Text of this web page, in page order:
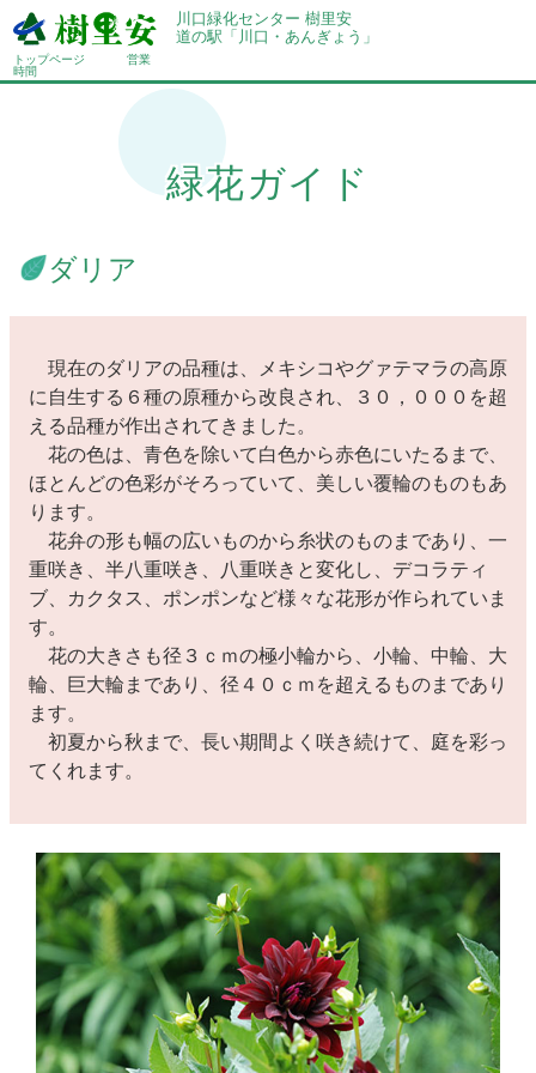
川口緑化センター 樹里安
道の駅「川口・あんぎょう」
トップページ
営業
時間
緑花ガイド
ダリア
現在のダリアの品種は、メキシコやグァテマラの高原
に自生する６種の原種から改良され、３０，０００を超
える品種が作出されてきました。
花の色は、青色を除いて白色から赤色にいたるまで、
ほとんどの色彩がそろっていて、美しい覆輪のものもあ
ります。
花弁の形も幅の広いものから糸状のものまであり、一
重咲き、半八重咲き、八重咲きと変化し、デコラティ
ブ、カクタス、ポンポンなど様々な花形が作られていま
す。
花の大きさも径３ｃｍの極小輪から、小輪、中輪、大
輪、巨大輪まであり、径４０ｃｍを超えるものまであり
ます。
初夏から秋まで、長い期間よく咲き続けて、庭を彩っ
てくれます。